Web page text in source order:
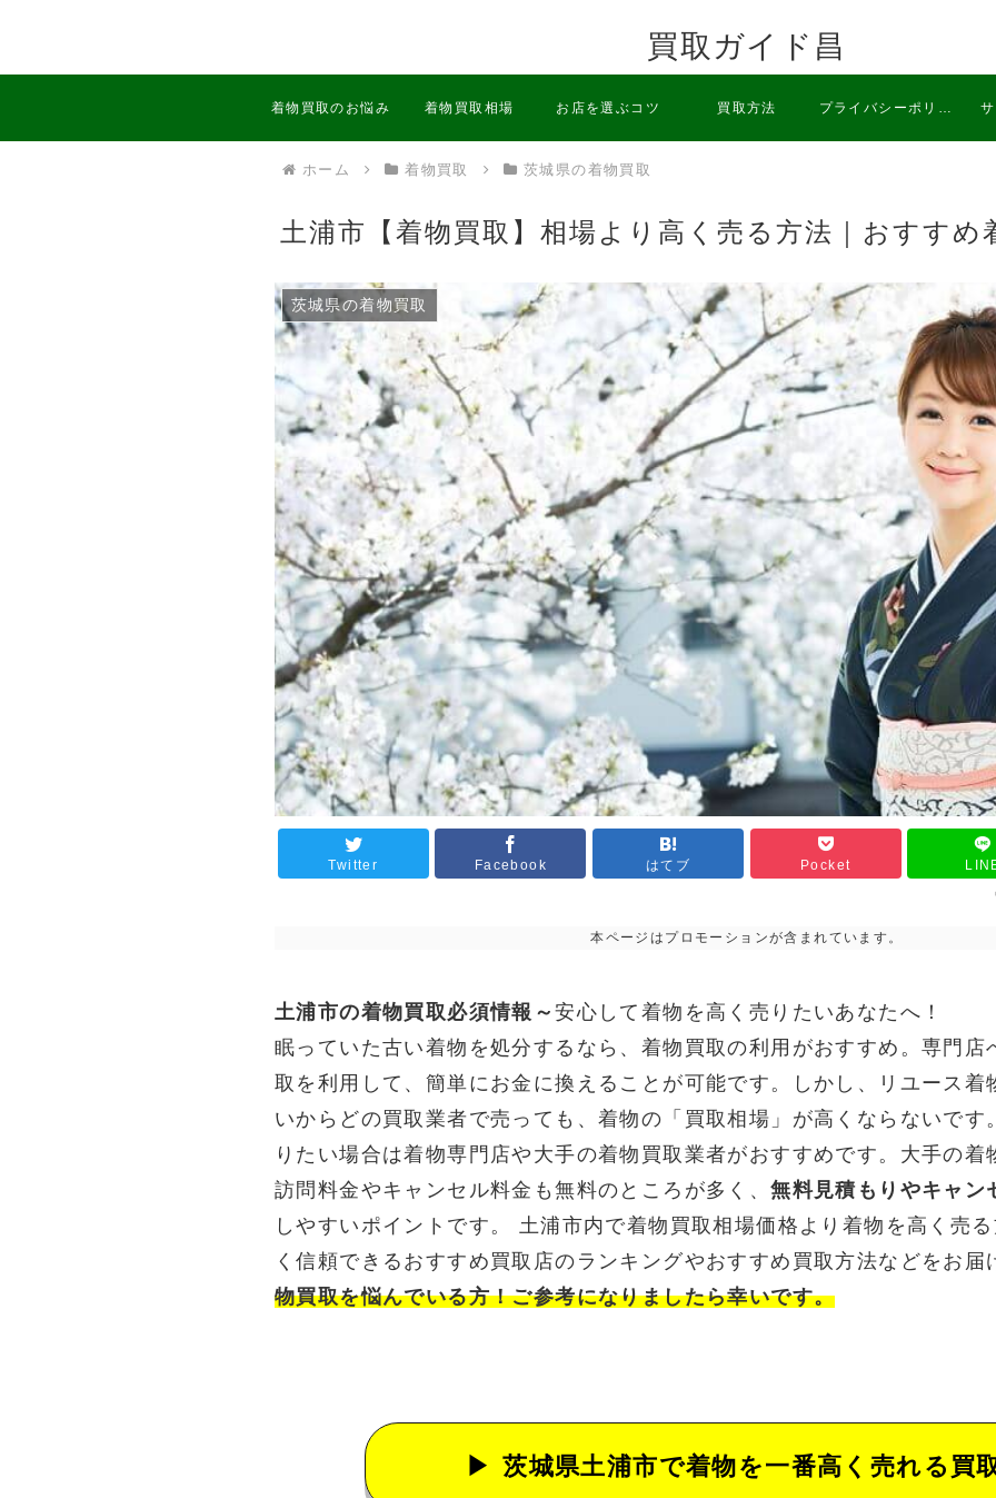
買取ガイド昌
着物買取のお悩み 着物買取相場 お店を選ぶコツ 買取方法 プライバシーポリシ
ホーム 着物買取 茨城県の着物買取
土浦市【着物買取】相場より高く売る方法｜おすすめ
茨城県の着物買取
Twitter Facebook はてブ Pocket
本ページはプロモーションが含まれています。
土浦市の着物買取必須情報～安心して着物を高く売りたいあなたへ！
眠っていた古い着物を処分するなら、着物買取の利用がおすすめ。専門店
取を利用して、簡単にお金に換えることが可能です。しかし、リユース着
いからどの買取業者で売っても、着物の「買取相場」が高くならないです
りたい場合は着物専門店や大手の着物買取業者がおすすめです。大手の着
訪問料金やキャンセル料金も無料のところが多く、無料見積もりやキャン
しやすいポイントです。 土浦市内で着物買取相場価格より着物を高く売
く信頼できるおすすめ買取店のランキングやおすすめ買取方法などをお届
物買取を悩んでいる方！ご参考になりましたら幸いです。
茨城県土浦市で着物を一番高く売れる買